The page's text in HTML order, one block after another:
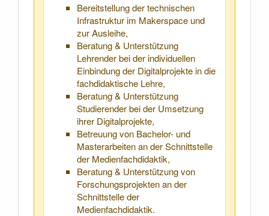
Bereitstellung der technischen
Infrastruktur im Makerspace und
zur Ausleihe,
Beratung & Unterstützung
Lehrender bei der individuellen
Einbindung der Digitalprojekte in die
fachdidaktische Lehre,
Beratung & Unterstützung
Studierender bei der Umsetzung
ihrer Digitalprojekte,
Betreuung von Bachelor- und
Masterarbeiten an der Schnittstelle
der Medienfachdidaktik,
Beratung & Unterstützung von
Forschungsprojekten an der
Schnittstelle der
Medienfachdidaktik.